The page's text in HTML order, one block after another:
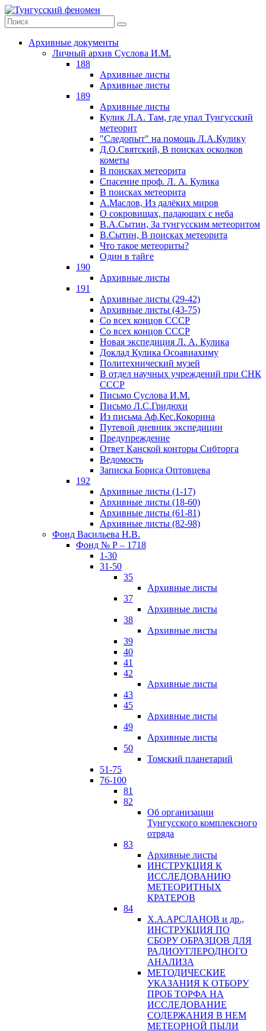
Архивные документы
Личный архив Суслова И.М.
188
Архивные листы
Архивные листы
189
Архивные листы
Кулик Л.А. Там, где упал Тунгусский
метеорит
"Следопыт" на помощь Л.А.Кулику
Д.О.Святский, В поисках осколков
кометы
В поисках метеорита
Спасение проф. Л. А. Кулика
В поисках метеорита
А.Маслов, Из далёких миров
О сокровищах, падающих с неба
В.А.Сытин, За тунгусским метеоритом
В.Сытин, В поисках метеорита
Что такое метеориты?
Один в тайге
190
Архивные листы
191
Архивные листы (29-42)
Архивные листы (43-75)
Со всех концов СССР
Со всех концов СССР
Новая экспедиция Л. А. Кулика
Доклад Кулика Осоавиахиму
Политехнический музей
В отдел научных учреждений при СНК
СССР
Письмо Суслова И.М.
Письмо Л.С.Гридюхи
Из письма Аф.Кес.Кокорина
Путевой дневник экспедиции
Предупреждение
Ответ Канской конторы Сибторга
Ведомость
Записка Бориса Оптовцева
192
Архивные листы (1-17)
Архивные листы (18-60)
Архивные листы (61-81)
Архивные листы (82-98)
Фонд Васильева Н.В.
Фонд № Р – 1718
1-30
31-50
35
Архивные листы
37
Архивные листы
38
Архивные листы
39
40
41
42
Архивные листы
43
45
Архивные листы
49
Архивные листы
50
Томский планетарий
51-75
76-100
81
82
Об организации
Тунгусского комплексного
отряда
83
Архивные листы
ИНСТРУКЦИЯ К
ИССЛЕДОВАНИЮ
МЕТЕОРИТНЫХ
КРАТЕРОВ
84
Х.А.АРСЛАНОВ и др.,
ИНСТРУКЦИЯ ПО
СБОРУ ОБРАЗЦОВ ДЛЯ
РАДИОУГЛЕРОДНОГО
АНАЛИЗА
МЕТОДИЧЕСКИЕ
УКАЗАНИЯ К ОТБОРУ
ПРОБ ТОРФА НА
ИССЛЕДОВАНИЕ
СОДЕРЖАНИЯ В НЕМ
МЕТЕОРНОЙ ПЫЛИ